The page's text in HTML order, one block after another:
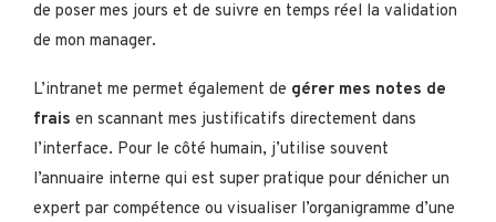
de poser mes jours et de suivre en temps réel la validation
de mon manager.
L’intranet me permet également de gérer mes notes de
frais en scannant mes justificatifs directement dans
l’interface. Pour le côté humain, j’utilise souvent
l’annuaire interne qui est super pratique pour dénicher un
expert par compétence ou visualiser l’organigramme d’une